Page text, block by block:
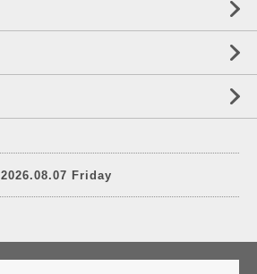
2026.08.07 Friday